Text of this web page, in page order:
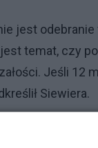
jest
temat, czy
Jeśli 12
Siewiera.